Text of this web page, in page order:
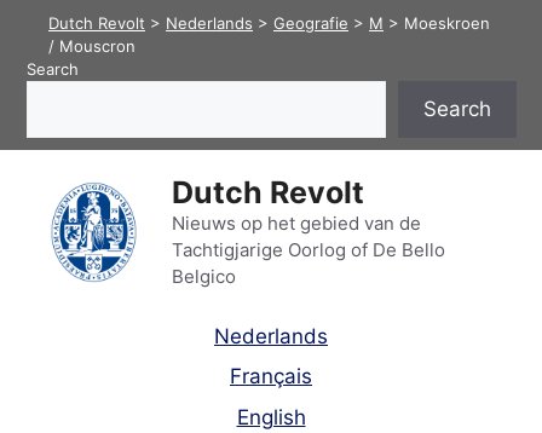
content
Dutch Revolt > Nederlands > Geografie > M > Moeskroen
/ Mouscron
Search
Search
Dutch Revolt
Nieuws op het gebied van de
Tachtigjarige Oorlog of De Bello
Belgico
Nederlands
Français
English